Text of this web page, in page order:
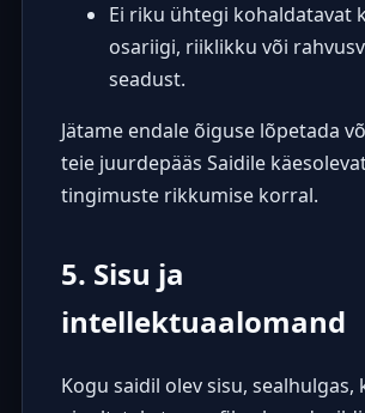
Ei riku ühtegi kohaldatavat
osariigi, riiklikku või
seadust.
Jätame endale õiguse lõpetada
teie juurdepääs Saidile
tingimuste rikkumise korral.
5. Sisu ja
intellektuaalomand
Kogu saidil olev sisu,